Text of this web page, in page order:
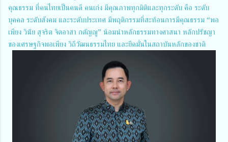
คุณธรรม ที่คนไทยเป็นคนดี คนเก่ง มีคุณภาพทุกมิติและทุกระดับ คือ ระดับ
บุคคล ระดับสังคม และระดับประเทศ มีพฤติกรรมที่สะท้อนการมีคุณธรรม “พอ
เพียง วินัย สุจริต จิตอาสา กตัญญู” น้อมนำหลักธรรมทางศาสนา หลักปรัชญา
ของเศรษฐกิจพอเพียง วิถีวัฒนธรรมไทย และยึดมั่นในสถาบันหลักของชาติ